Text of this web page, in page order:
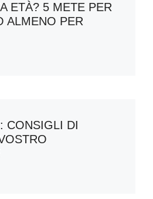
ETÀ? 5 METE PER
ALMENO PER
CONSIGLI DI